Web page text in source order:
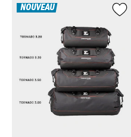
NOUVEAU